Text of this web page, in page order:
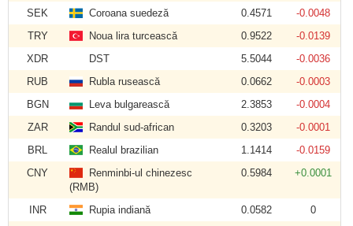
SEK
Coroana suedeză 0.4571
-0.0048
TRY
Noua lira turcească 0.9522
-0.0139
XDR
DST 5.5044
-0.0036
RUB
Rubla rusească 0.0662
-0.0003
BGN
Leva bulgarească 2.3853
-0.0004
ZAR
Randul sud-african 0.3203
-0.0001
BRL
Realul brazilian 1.1414
-0.0159
CNY
Renminbi-ul chinezesc
(RMB)
0.5984 +0.0001
INR Rupia indiană 0.0582
0